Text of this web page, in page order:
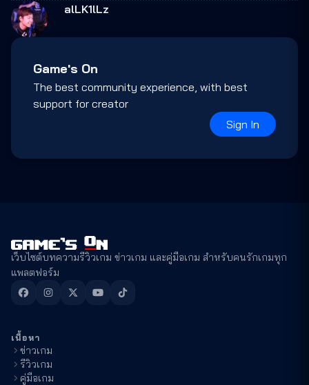
alLK1lLz
Game's On
The best community experience, with best
support for creator
Sign In
เว็บไซต์บทความรีวิวเกม ข่าวเกม และคู่มือเกม สำหรับคนรักเกมทุก
แพลตฟอร์ม
เนื้อหา
ข่าวเกม
รีวิวเกม
คู่มือเกม